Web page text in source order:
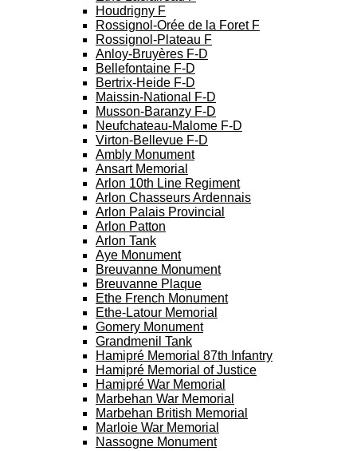
Houdrigny F
Rossignol-Orée de la Foret F
Rossignol-Plateau F
Anloy-Bruyères F-D
Bellefontaine F-D
Bertrix-Heide F-D
Maissin-National F-D
Musson-Baranzy F-D
Neufchateau-Malome F-D
Virton-Bellevue F-D
Ambly Monument
Ansart Memorial
Arlon 10th Line Regiment
Arlon Chasseurs Ardennais
Arlon Palais Provincial
Arlon Patton
Arlon Tank
Aye Monument
Breuvanne Monument
Breuvanne Plaque
Ethe French Monument
Ethe-Latour Memorial
Gomery Monument
Grandmenil Tank
Hamipré Memorial 87th Infantry
Hamipré Memorial of Justice
Hamipré War Memorial
Marbehan War Memorial
Marbehan British Memorial
Marloie War Memorial
Nassogne Monument